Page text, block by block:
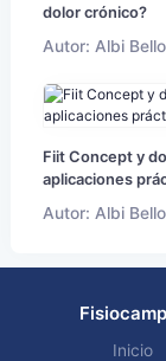
dolor crónico?
Autor: Albi Bello
Fiit Concept y
aplicaciones
Autor: Albi Bello
Inicio